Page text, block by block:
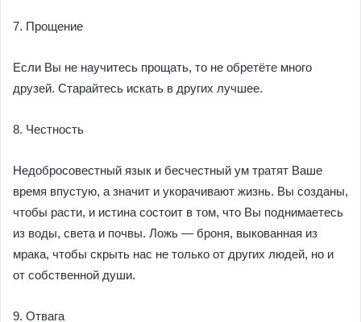
7. Прощение
Если Вы не научитесь прощать, то не обретёте много
друзей. Старайтесь искать в других лучшее.
8. Честность
Недобросовестный язык и бесчестный ум тратят Ваше
время впустую, а значит и укорачивают жизнь. Вы созданы,
чтобы расти, и истина состоит в том, что Вы поднимаетесь
из воды, света и почвы. Ложь — броня, выкованная из
мрака, чтобы скрыть нас не только от других людей, но и
от собственной души.
9. Отвага